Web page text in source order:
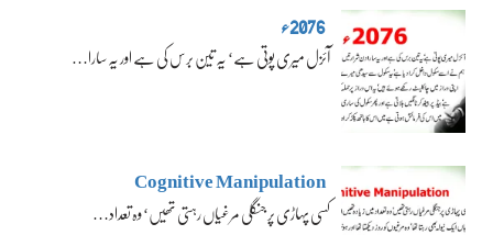
2076ء
آئزل میری پوتی ہے‘ یہ تین برس کی ہے اور یہ سارا…
Cognitive Manipulation
کسی پہاڑی پر جنگلی مرغیاں رہتی تھیں‘ وہ تعداد…